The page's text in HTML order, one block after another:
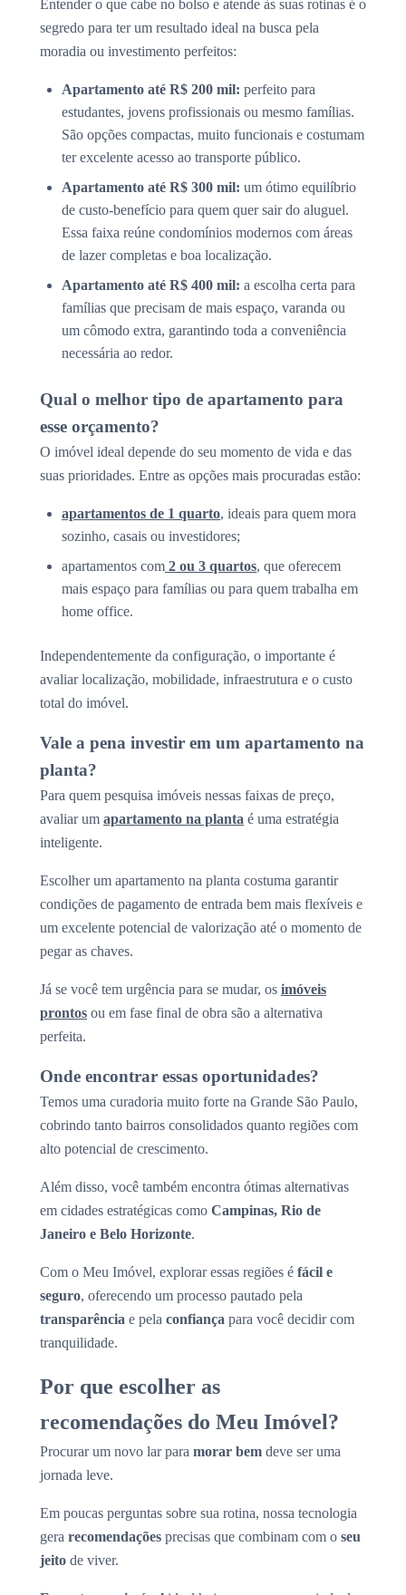
Entender o que cabe no bolso e atende às suas rotinas é o
segredo para ter um resultado ideal na busca pela
moradia ou investimento perfeitos:
Apartamento até R$ 200 mil: perfeito para
estudantes, jovens profissionais ou mesmo famílias.
São opções compactas, muito funcionais e costumam
ter excelente acesso ao transporte público.
Apartamento até R$ 300 mil: um ótimo equilíbrio
de custo-benefício para quem quer sair do aluguel.
Essa faixa reúne condomínios modernos com áreas
de lazer completas e boa localização.
Apartamento até R$ 400 mil: a escolha certa para
famílias que precisam de mais espaço, varanda ou
um cômodo extra, garantindo toda a conveniência
necessária ao redor.
Qual o melhor tipo de apartamento para
esse orçamento?
O imóvel ideal depende do seu momento de vida e das
suas prioridades. Entre as opções mais procuradas estão:
apartamentos de 1 quarto, ideais para quem mora
sozinho, casais ou investidores;
apartamentos com 2 ou 3 quartos, que oferecem
mais espaço para famílias ou para quem trabalha em
home office.
Independentemente da configuração, o importante é
avaliar localização, mobilidade, infraestrutura e o custo
total do imóvel.
Vale a pena investir em um apartamento na
planta?
Para quem pesquisa imóveis nessas faixas de preço,
avaliar um apartamento na planta é uma estratégia
inteligente.
Escolher um apartamento na planta costuma garantir
condições de pagamento de entrada bem mais flexíveis e
um excelente potencial de valorização até o momento de
pegar as chaves.
Já se você tem urgência para se mudar, os imóveis
prontos ou em fase final de obra são a alternativa
perfeita.
Onde encontrar essas oportunidades?
Temos uma curadoria muito forte na Grande São Paulo,
cobrindo tanto bairros consolidados quanto regiões com
alto potencial de crescimento.
Além disso, você também encontra ótimas alternativas
em cidades estratégicas como Campinas, Rio de
Janeiro e Belo Horizonte.
Com o Meu Imóvel, explorar essas regiões é fácil e
seguro, oferecendo um processo pautado pela
transparência e pela confiança para você decidir com
tranquilidade.
Por que escolher as
recomendações do Meu Imóvel?
Procurar um novo lar para morar bem deve ser uma
jornada leve.
Em poucas perguntas sobre sua rotina, nossa tecnologia
gera recomendações precisas que combinam com o seu
jeito de viver.